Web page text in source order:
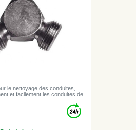
le nettoyage des conduites,
et facilement les conduites de